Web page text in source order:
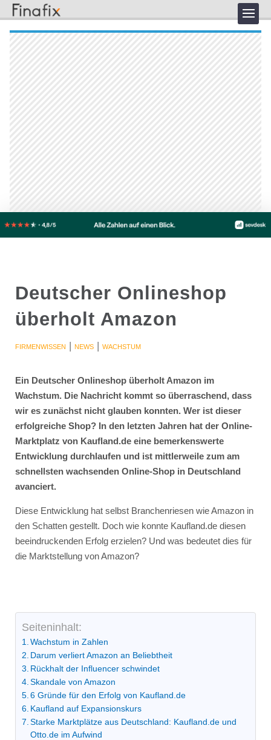
Deutscher Onlineshop
überholt Amazon
FIRMENWISSEN | NEWS| WACHSTUM
Ein Deutscher Onlineshop überholt Amazon im
Wachstum. Die Nachricht kommt so überraschend, dass
wir es zunächst nicht glauben konnten. Wer ist dieser
erfolgreiche Shop? In den letzten Jahren hat der Online-
Marktplatz von Kaufland.de eine bemerkenswerte
Entwicklung durchlaufen und ist mittlerweile zum am
schnellsten wachsenden Online-Shop in Deutschland
avanciert.
Diese Entwicklung hat selbst Branchenriesen wie Amazon in
den Schatten gestellt. Doch wie konnte Kaufland.de diesen
beeindruckenden Erfolg erzielen? Und was bedeutet dies für
die Marktstellung von Amazon?
Seiteninhalt:
Wachstum in Zahlen
Darum verliert Amazon an Beliebtheit
Rückhalt der Influencer schwindet
Skandale von Amazon
6 Gründe für den Erfolg von Kaufland.de
Kaufland auf Expansionskurs
Starke Marktplätze aus Deutschland: Kaufland.de und
Otto.de im Aufwind